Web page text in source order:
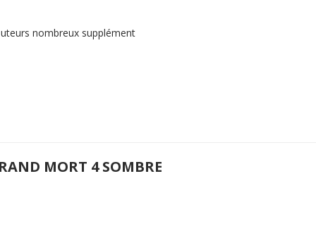
nombreux supplément
MORT 4 SOMBRE